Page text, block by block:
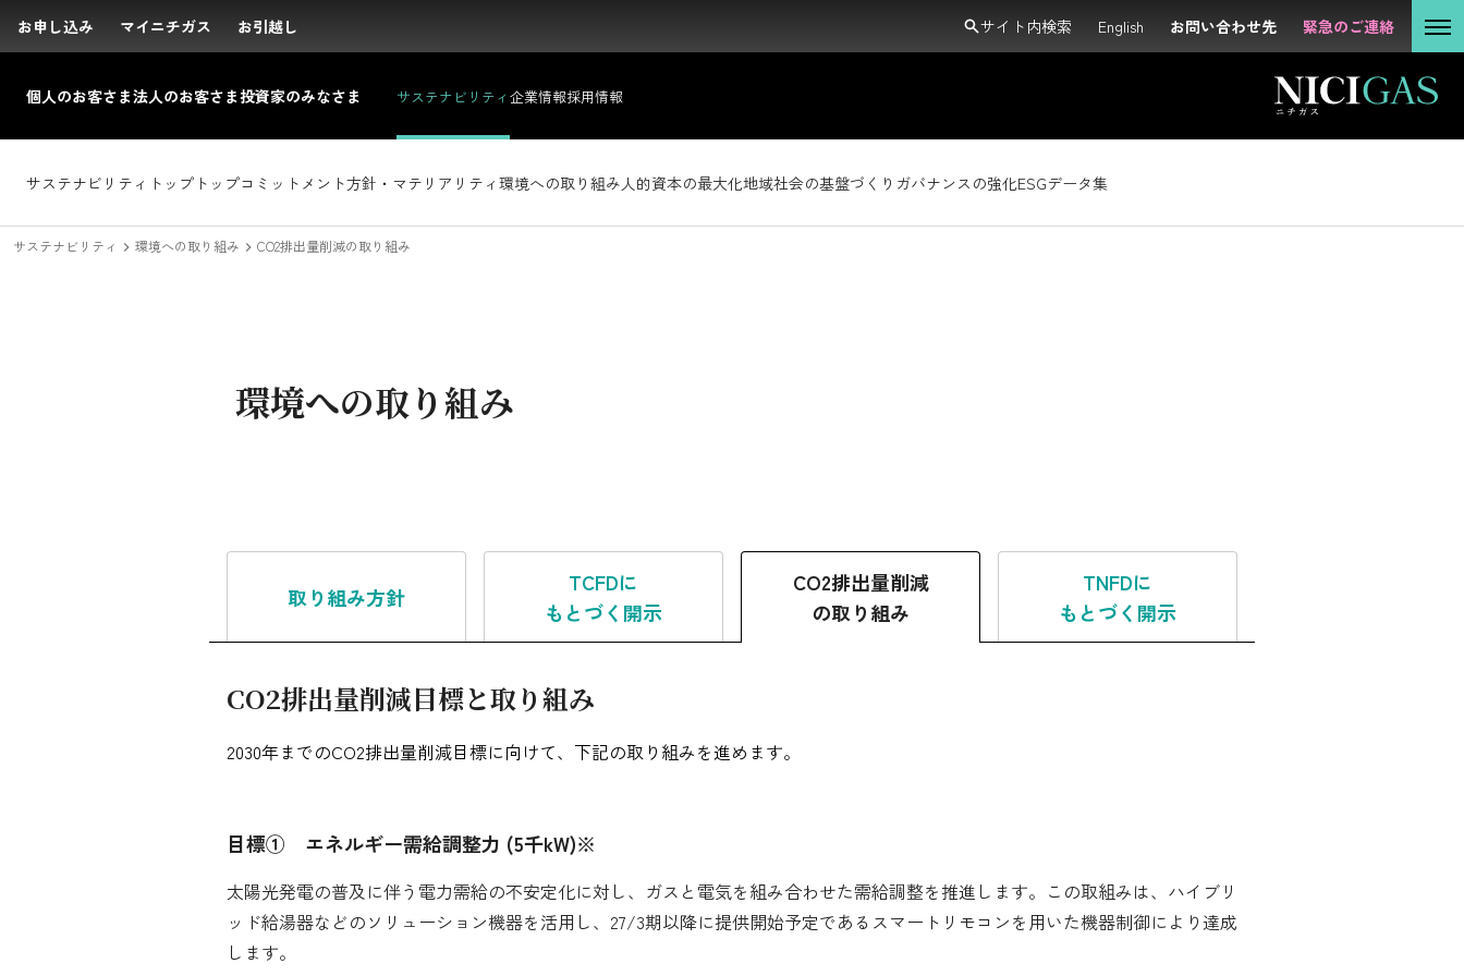
お申し込み マイニチガス お引越し サイト内検索 English お問い合わせ先 緊急のご連絡
個人のお客さま法人のお客さま投資家のみなさま サステナビリティ 企業情報採用情報
投資家のみなさまトップ IRニュース 経営方針IRライブラリ業績データ IRイベント株式情報個人投資家のみなさまへ
サステナビリティトップ トップコミットメント方針・マテリアリティ 環境への取り組み 人的資本の最大化地域社会の基盤づくり ガバナンスの強化ESGデータ集
企業情報トップ 社長メッセージ経営理念 沿革 会社概要 組織体制 経営陣の紹介アクセスマップ
採用情報トップ 新卒採用 キャリア採用
お申し込み マイニチガス お引越し サイト内検索 English お問い合わせ先 緊急のご連絡
サイト内検索
サステナビリティ
ESGデータ集
お客さま
よくある質問
サステナビリティ 環境への取り組み CO2排出量削減の取り組み
環境への取り組み
取り組み方針
TCFDに
もとづく開示
CO2排出量削減
の取り組み
TNFDに
もとづく開示
CO2排出量削減目標と取り組み
2030年までのCO2排出量削減目標に向けて、下記の取り組みを進めます。
目標① エネルギー需給調整力 (5千kW)※
太陽光発電の普及に伴う電力需給の不安定化に対し、ガスと電気を組み合わせた需給調整を推進します。この取組みは、ハイブリ
ッド給湯器などのソリューション機器を活用し、27/3期以降に提供開始予定であるスマートリモコンを用いた機器制御により達成
します。